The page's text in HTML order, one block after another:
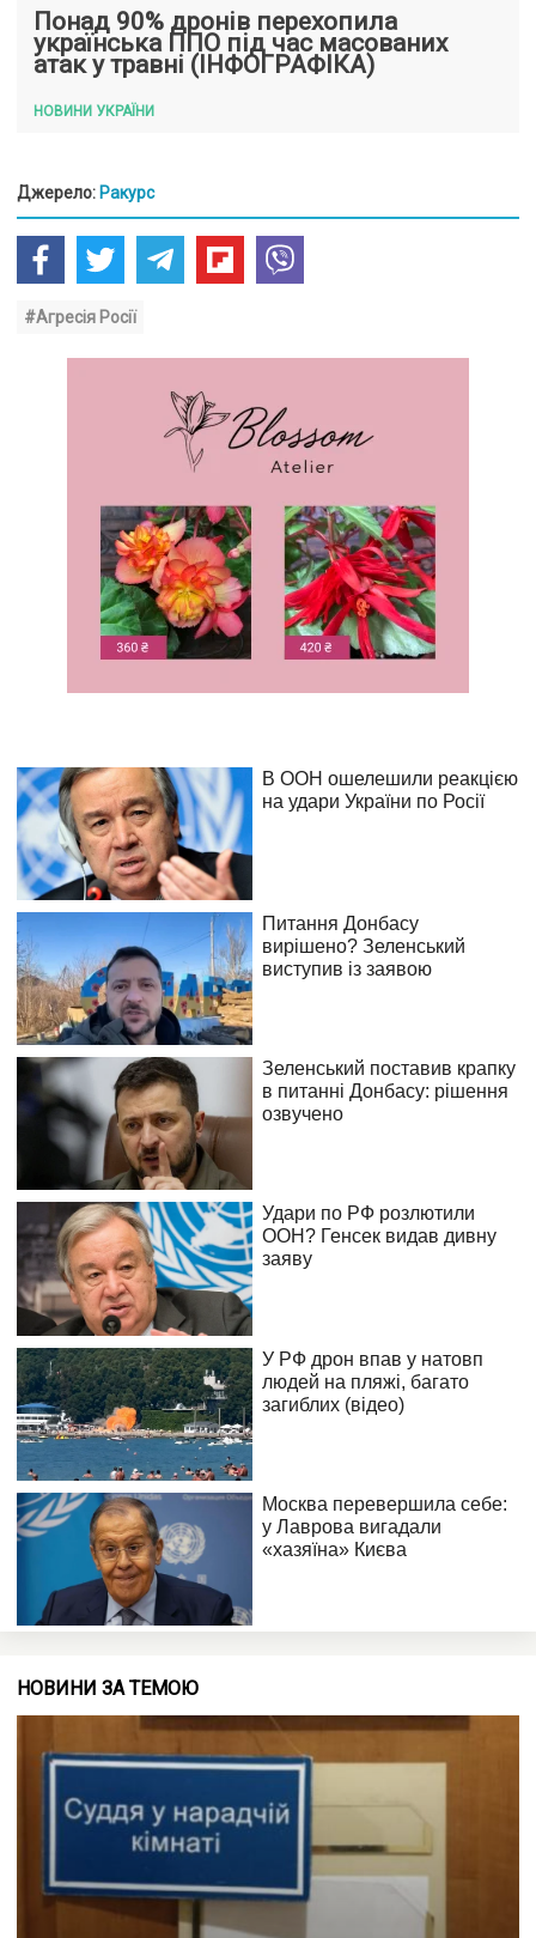
Понад 90% дронів перехопила
українська ППО під час масованих
атак у травні (ІНФОГРАФІКА)
НОВИНИ УКРАЇНИ
Джерело: Ракурс
#Агресія Росії
НОВИНИ ЗА ТЕМОЮ